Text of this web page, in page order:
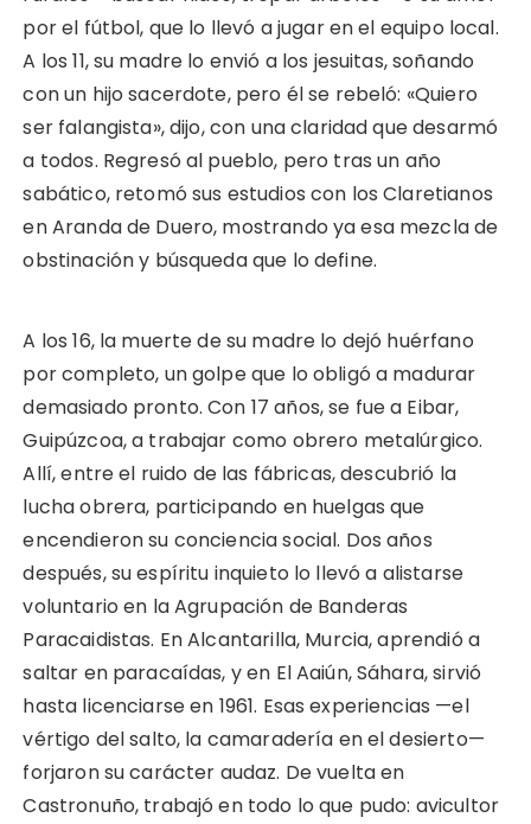
por el fútbol, que lo llevó a jugar en el equipo local.
A los 11, su madre lo envió a los jesuitas, soñando
con un hijo sacerdote, pero él se rebeló: «Quiero
ser falangista», dijo, con una claridad que desarmó
a todos. Regresó al pueblo, pero tras un año
sabático, retomó sus estudios con los Claretianos
en Aranda de Duero, mostrando ya esa mezcla de
obstinación y búsqueda que lo define.
A los 16, la muerte de su madre lo dejó huérfano
por completo, un golpe que lo obligó a madurar
demasiado pronto. Con 17 años, se fue a Eibar,
Guipúzcoa, a trabajar como obrero metalúrgico.
Allí, entre el ruido de las fábricas, descubrió la
lucha obrera, participando en huelgas que
encendieron su conciencia social. Dos años
después, su espíritu inquieto lo llevó a alistarse
voluntario en la Agrupación de Banderas
Paracaidistas. En Alcantarilla, Murcia, aprendió a
saltar en paracaídas, y en El Aaiún, Sáhara, sirvió
hasta licenciarse en 1961. Esas experiencias —el
vértigo del salto, la camaradería en el desierto—
forjaron su carácter audaz. De vuelta en
Castronuño, trabajó en todo lo que pudo: avicultor